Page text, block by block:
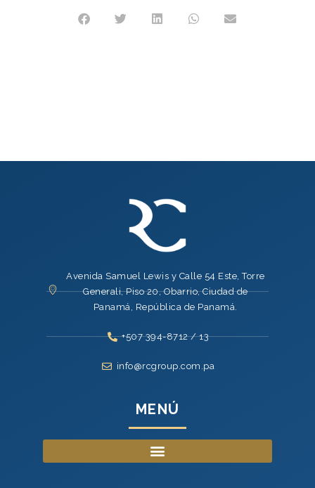
Avenida Samuel Lewis y Calle 54 Este, Torre
Generali, Piso 20, Obarrio, Ciudad de
Panamá, República de Panamá.
+507 394-8712 / 13
info@rcgroup.com.pa
MENÚ